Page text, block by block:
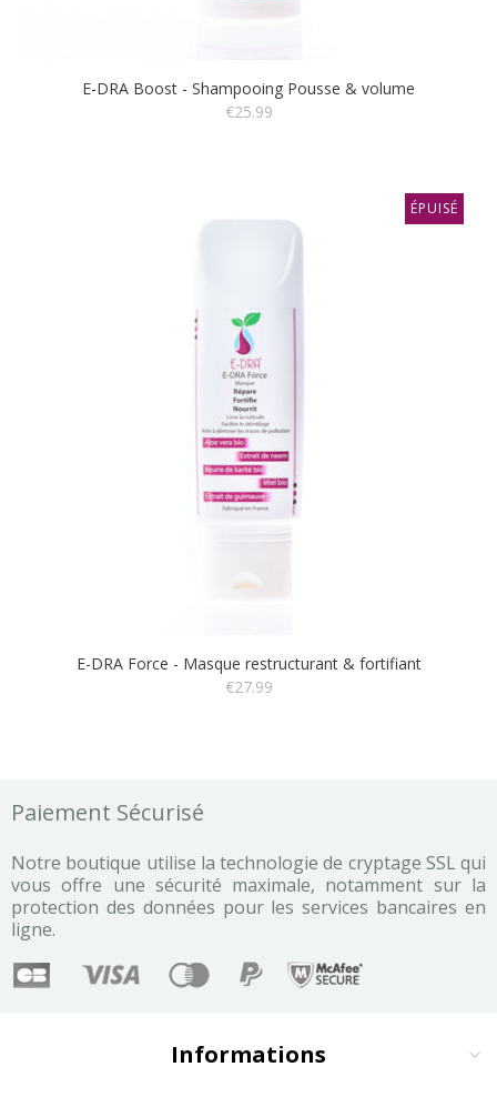
E-DRA Boost - Shampooing Pousse & volume
€25.99
ÉPUISÉ
E-DRA Force - Masque restructurant & fortifiant
€27.99
Paiement Sécurisé
Notre boutique utilise la technologie de cryptage SSL qui
vous offre une sécurité maximale, notamment sur la
protection des données pour les services bancaires en
ligne.
Informations